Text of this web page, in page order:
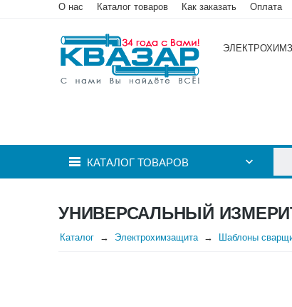
О нас Каталог товаров Как заказать Оплата
КАТАЛОГ ТОВАРОВ
УНИВЕРСАЛЬНЫЙ
Каталог Электрохимзащита Шаблоны